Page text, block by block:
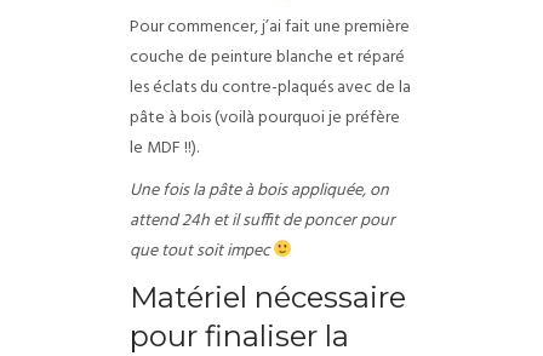
Pour commencer, j’ai fait une première
couche de peinture blanche et réparé
les éclats du contre-plaqués avec de la
pâte à bois (voilà pourquoi je préfère
le MDF !!).
Une fois la pâte à bois appliquée, on
attend 24h et il suffit de poncer pour
que tout soit impec
Matériel nécessaire
pour finaliser la